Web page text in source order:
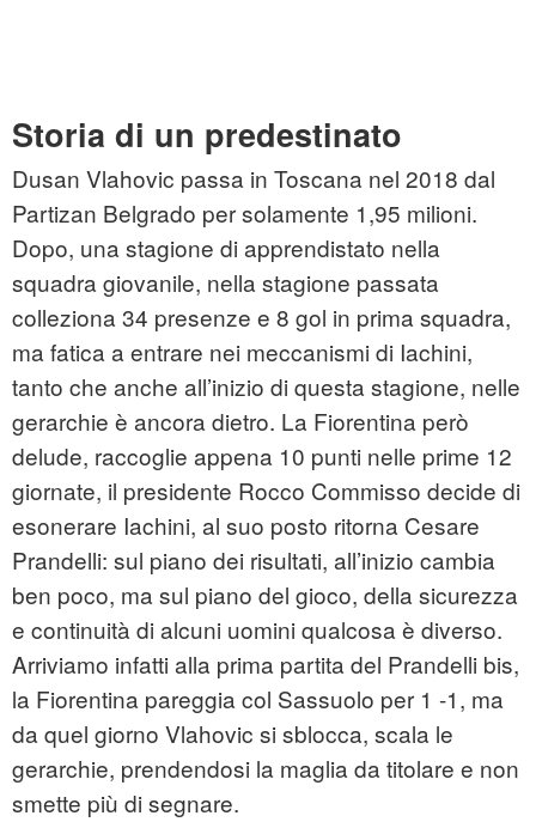
Storia di un predestinato
Dusan Vlahovic passa in Toscana nel 2018 dal
Partizan Belgrado per solamente 1,95 milioni.
Dopo, una stagione di apprendistato nella
squadra giovanile, nella stagione passata
colleziona 34 presenze e 8 gol in prima squadra,
ma fatica a entrare nei meccanismi di Iachini,
tanto che anche all’inizio di questa stagione, nelle
gerarchie è ancora dietro. La Fiorentina però
delude, raccoglie appena 10 punti nelle prime 12
giornate, il presidente Rocco Commisso decide di
esonerare Iachini, al suo posto ritorna Cesare
Prandelli: sul piano dei risultati, all’inizio cambia
ben poco, ma sul piano del gioco, della sicurezza
e continuità di alcuni uomini qualcosa è diverso.
Arriviamo infatti alla prima partita del Prandelli bis,
la Fiorentina pareggia col Sassuolo per 1 -1, ma
da quel giorno Vlahovic si sblocca, scala le
gerarchie, prendendosi la maglia da titolare e non
smette più di segnare.